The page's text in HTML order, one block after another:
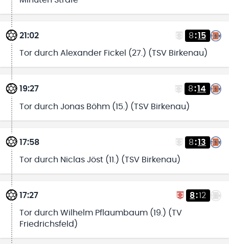
21:02 8:15
Tor durch Alexander Fickel (27.) (TSV Birkenau)
19:27 8:14
Tor durch Jonas Böhm (15.) (TSV Birkenau)
17:58 8:13
Tor durch Niclas Jöst (11.) (TSV Birkenau)
17:27 8:12
Tor durch Wilhelm Pflaumbaum (19.) (TV
Friedrichsfeld)